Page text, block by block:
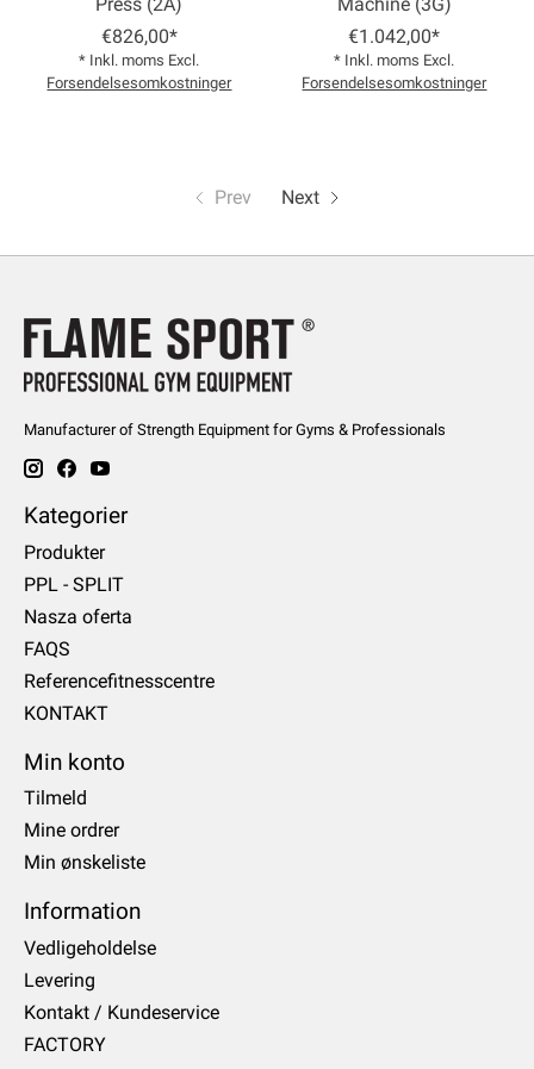
Press (2A)
€826,00*
* Inkl. moms Excl.
Forsendelsesomkostninger
Machine (3G)
€1.042,00*
* Inkl. moms Excl.
Forsendelsesomkostninger
Prev Next
Manufacturer of Strength Equipment for Gyms & Professionals
Kategorier
Produkter
PPL - SPLIT
Nasza oferta
FAQS
Referencefitnesscentre
KONTAKT
Min konto
Tilmeld
Mine ordrer
Min ønskeliste
Information
Vedligeholdelse
Levering
Kontakt / Kundeservice
FACTORY